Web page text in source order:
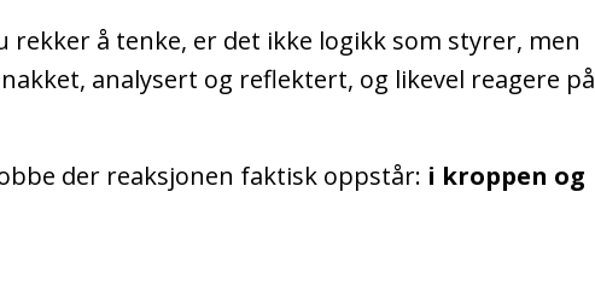
rekker å tenke, er det ikke logikk som styrer, men
analysert og reflektert, og likevel reagere på
der reaksjonen faktisk oppstår: i kroppen og